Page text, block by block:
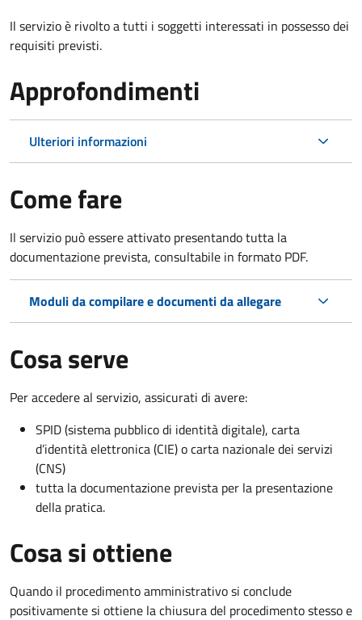
Il servizio è rivolto a tutti i soggetti interessati in possesso dei
requisiti previsti.
Approfondimenti
Ulteriori informazioni
Come fare
Il servizio può essere attivato presentando tutta la
documentazione prevista, consultabile in formato PDF.
Moduli da compilare e documenti da allegare
Cosa serve
Per accedere al servizio, assicurati di avere:
SPID (sistema pubblico di identità digitale), carta
d’identità elettronica (CIE) o carta nazionale dei servizi
(CNS)
tutta la documentazione prevista per la presentazione
della pratica.
Cosa si ottiene
Quando il procedimento amministrativo si conclude
positivamente si ottiene la chiusura del procedimento stesso e